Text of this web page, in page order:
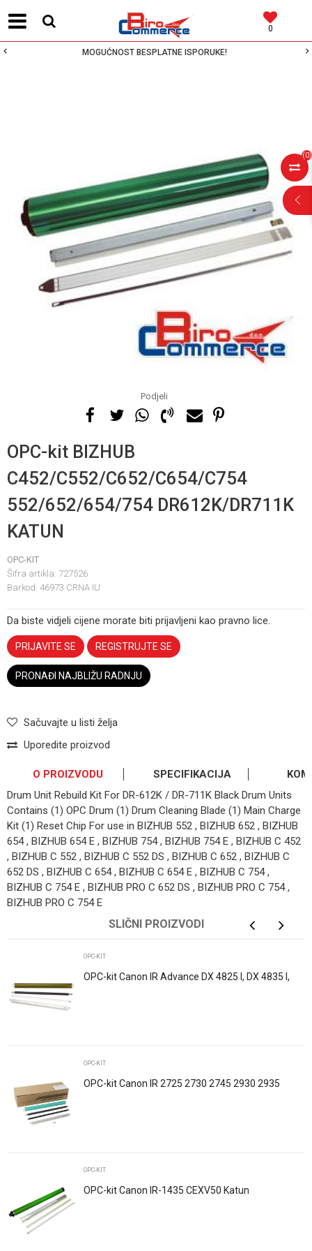
0
MOGUĆNOST BESPLATNE ISPORUKE!
(0)
Podjeli
OPC-kit BIZHUB
C452/C552/C652/C654/C754
552/652/654/754 DR612K/DR711K
KATUN
OPC-KIT
Šifra artikla: 727526
Barkod: 46973 CRNA IU
Da biste vidjeli cijene morate biti prijavljeni kao pravno lice.
PRIJAVITE SE REGISTRUJTE SE
PRONAĐI NAJBLIŽU RADNJU
Sačuvajte u listi želja
Uporedite proizvod
O PROIZVODU SPECIFIKACIJA
Drum Unit Rebuild Kit For DR-612K / DR-711K Black Drum Units
Contains (1) OPC Drum (1) Drum Cleaning Blade (1) Main Charge
Kit (1) Reset Chip For use in BIZHUB 552 , BIZHUB 652 , BIZHUB
654 , BIZHUB 654 E , BIZHUB 754 , BIZHUB 754 E , BIZHUB C 452
, BIZHUB C 552 , BIZHUB C 552 DS , BIZHUB C 652 , BIZHUB C
652 DS , BIZHUB C 654 , BIZHUB C 654 E , BIZHUB C 754 ,
BIZHUB C 754 E , BIZHUB PRO C 652 DS , BIZHUB PRO C 754 ,
BIZHUB PRO C 754 E
OPC-kit
Email
Trenutno nema komentara
SLIČNI PROIZVODI
OPC-KIT
OPC-kit Canon IR Advance DX 4825 I, DX 4835 I,
OPC-KIT
OPC-kit Canon IR 2725 2730 2745 2930 2935
OPC-KIT
OPC-kit Canon IR-1435 CEXV50 Katun